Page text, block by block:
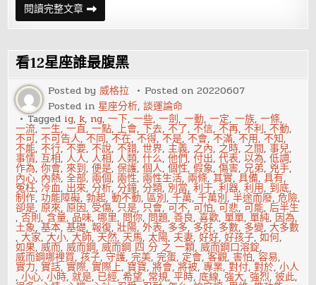
閱讀完整文章能
原
諒
人，
就
是
放
過
自
己
看12星座誰最腹黑
Posted by威格拉 Posted on20220607
Posted in 星座分析,談運論命
Tagged ig, k, ng,一下,一些,一劍,一動,一定,一族,一條,
一流,一生,一直,一點,上會,下去,不了,不信,不再,不利,不動,
不可,不可告人,不同,不在,不得,不是,不會,不滿,不用,不知,
不能,不行,不要,不說,不錯,世界,主義, 之內, 之時, 之間,事兒,
事情,互相,人人,人相,人類,什么,他們,付出,代表,以為,低調,
作為,你會,來到,便是,保護,個人,個性,假象,傷害, 兄弟, 兇手,
內心, 內熱,全部, 兩個, 兩性, 兩性生活, 兩條,其實,具備,具有,
冤枉, 冷血, 出來,分析,分鐘,分類, 別當,利于,利器,利用, 到底,
制作,功能障礙,勃起,動不動,區別,千萬,千萬別,半途而廢,危險,
卻是,原來,原因, 受傷, 只是, 只會,可不,可怕,可悲,可能,后半生
,否則,含量, 品味, 哪里, 問你, 問題,善良,喜歡,單單,單純, 因為,
土象,基本,基礎,報復,壯陽,外表, 多多, 多好, 多數, 多變,大多數
,大家,大小,大師, 天然, 天馬,太陽, 夫妻,好好,好孩子,如何,
如果,威而,威而鋼,威而鋼 四 分 之 一顆,威而鋼口溶錠,
威而鋼哪裡買,孩子,守護,完美,完蛋, 定會,客觀,害怕,容易,
實力,實話,實際,實際上, 寶寶,將會,將被,專業,對付,對於,小人
,小心,小時,就是, 已經,希望, 常規,平時,底線,強大,強烈,彼此,